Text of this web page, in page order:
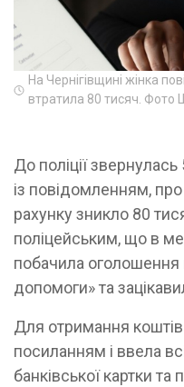
На Чернігівщині жінка
втратила 80 тисяч. Фото ШІ
До поліції
із повідомленням, про
рахунку зникло 80
поліцейським, що в
побачила
допомоги» та
Для отримання
посиланням і ввела
банківської картки